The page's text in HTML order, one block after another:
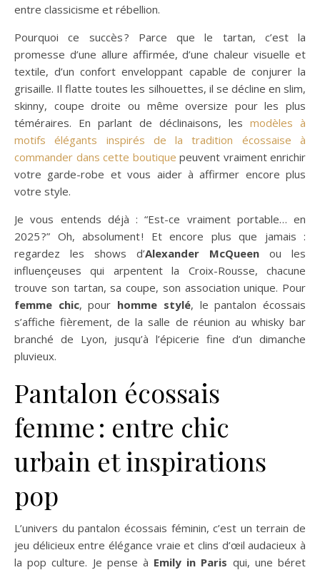
entre classicisme et rébellion.
Pourquoi ce succès ? Parce que le tartan, c’est la
promesse d’une allure affirmée, d’une chaleur visuelle et
textile, d’un confort enveloppant capable de conjurer la
grisaille. Il flatte toutes les silhouettes, il se décline en slim,
skinny, coupe droite ou même oversize pour les plus
téméraires. En parlant de déclinaisons, les modèles à
motifs élégants inspirés de la tradition écossaise à
commander dans cette boutique peuvent vraiment enrichir
votre garde-robe et vous aider à affirmer encore plus
votre style.
Je vous entends déjà : “Est-ce vraiment portable… en
2025 ?” Oh, absolument ! Et encore plus que jamais :
regardez les shows d’Alexander McQueen ou les
influençeuses qui arpentent la Croix-Rousse, chacune
trouve son tartan, sa coupe, son association unique. Pour
femme chic, pour homme stylé, le pantalon écossais
s’affiche fièrement, de la salle de réunion au whisky bar
branché de Lyon, jusqu’à l’épicerie fine d’un dimanche
pluvieux.
Pantalon écossais
femme : entre chic
urbain et inspirations
pop
L’univers du pantalon écossais féminin, c’est un terrain de
jeu délicieux entre élégance vraie et clins d’œil audacieux à
la pop culture. Je pense à Emily in Paris qui, une béret